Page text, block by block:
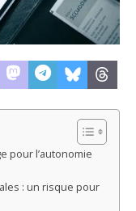
pour l’autonomie
: un risque pour